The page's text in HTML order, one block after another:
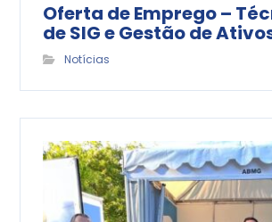
Oferta de Emprego –
de SIG e Gestão de
Notícias